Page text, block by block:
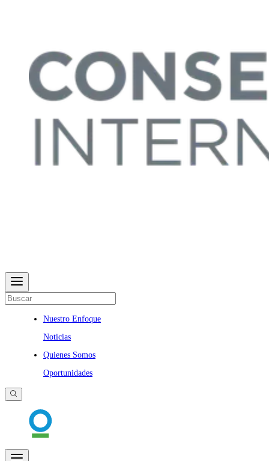
Nuestro Enfoque
Noticias
Quienes Somos
Oportunidades